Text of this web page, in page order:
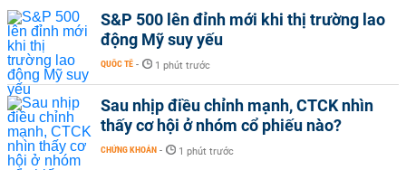
S&P 500 lên đỉnh mới khi thị trường lao
động Mỹ suy yếu
QUỐC TẾ - 1 phút trước
Sau nhịp điều chỉnh mạnh, CTCK nhìn
thấy cơ hội ở nhóm cổ phiếu nào?
CHỨNG KHOÁN - 1 phút trước